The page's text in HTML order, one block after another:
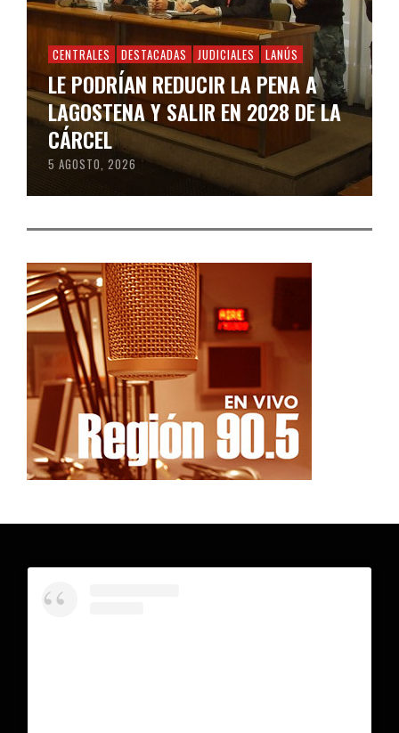
CENTRALES DESTACADAS JUDICIALES LANÚS
LE PODRÍAN REDUCIR LA PENA A
LAGOSTENA Y SALIR EN 2028 DE LA
CÁRCEL
5 AGOSTO, 2026